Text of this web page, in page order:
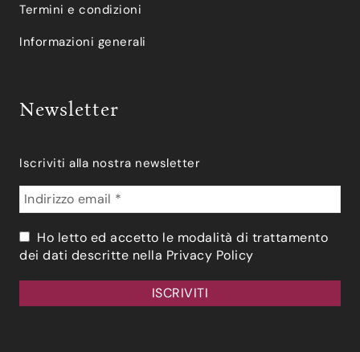
Termini e condizioni
Informazioni generali
Newsletter
Iscriviti alla nostra newsletter
Ho letto ed accetto le modalità di trattamento
dei dati descritte nella Privacy Policy